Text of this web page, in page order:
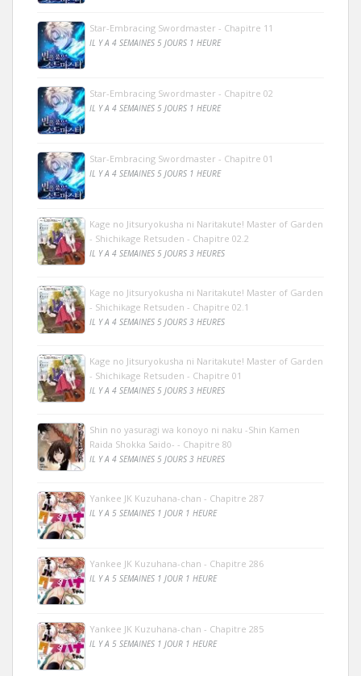
Star-Embracing Swordmaster - Chapitre 11
IL Y A 4 SEMAINES 5 JOURS 1 HEURE
Star-Embracing Swordmaster - Chapitre 02
IL Y A 4 SEMAINES 5 JOURS 1 HEURE
Star-Embracing Swordmaster - Chapitre 01
IL Y A 4 SEMAINES 5 JOURS 1 HEURE
Kage no Jitsuryokusha ni Naritakute! Master of Garden
- Shichikage Retsuden - Chapitre 02.2
IL Y A 4 SEMAINES 5 JOURS 3 HEURES
Kage no Jitsuryokusha ni Naritakute! Master of Garden
- Shichikage Retsuden - Chapitre 02.1
IL Y A 4 SEMAINES 5 JOURS 3 HEURES
Kage no Jitsuryokusha ni Naritakute! Master of Garden
- Shichikage Retsuden - Chapitre 01
IL Y A 4 SEMAINES 5 JOURS 3 HEURES
Shin no yasuragi wa konoyo ni naku -Shin Kamen
Raida Shokka Saido- - Chapitre 80
IL Y A 4 SEMAINES 5 JOURS 3 HEURES
Yankee JK Kuzuhana-chan - Chapitre 287
IL Y A 5 SEMAINES 1 JOUR 1 HEURE
Yankee JK Kuzuhana-chan - Chapitre 286
IL Y A 5 SEMAINES 1 JOUR 1 HEURE
Yankee JK Kuzuhana-chan - Chapitre 285
IL Y A 5 SEMAINES 1 JOUR 1 HEURE